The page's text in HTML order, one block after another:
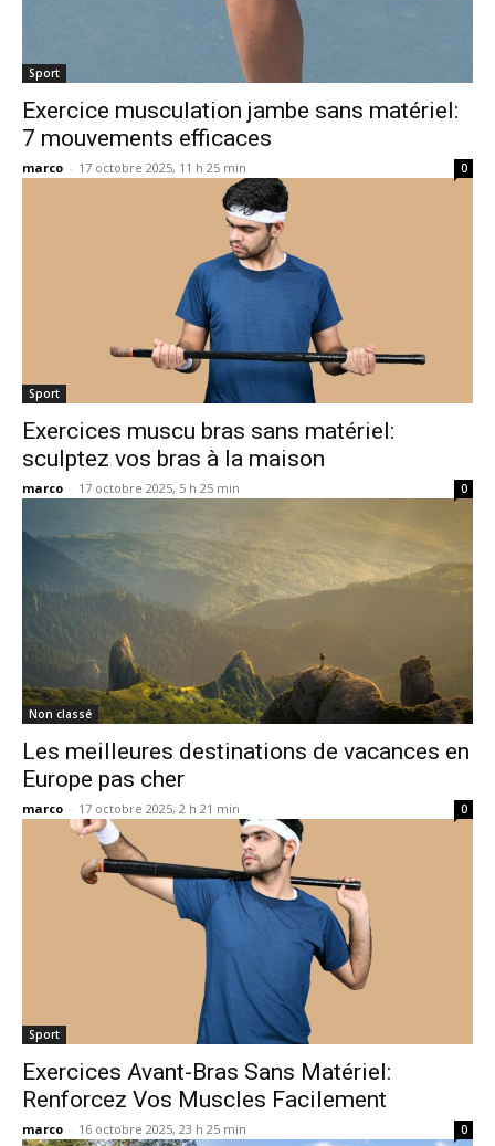
Sport
Exercice musculation jambe sans matériel:
7 mouvements efficaces
marco - 17 octobre 2025, 11 h 25 min 0
Sport
Exercices muscu bras sans matériel:
sculptez vos bras à la maison
marco - 17 octobre 2025, 5 h 25 min 0
Non classé
Les meilleures destinations de vacances en
Europe pas cher
marco - 17 octobre 2025, 2 h 21 min 0
Sport
Exercices Avant-Bras Sans Matériel:
Renforcez Vos Muscles Facilement
marco - 16 octobre 2025, 23 h 25 min 0